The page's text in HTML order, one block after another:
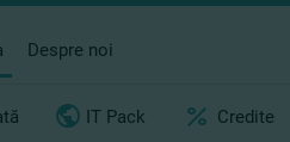
Despre noi
IT Pack Credite